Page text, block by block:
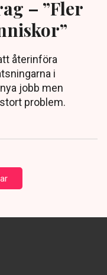
– ”Fler
återinföra
i
jobb men
problem.